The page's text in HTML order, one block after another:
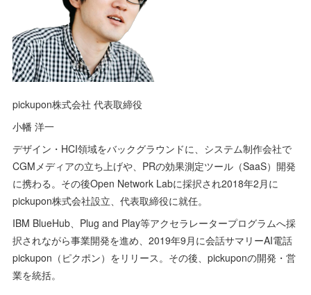
pickupon株式会社 代表取締役
小幡 洋一
デザイン・HCI領域をバックグラウンドに、システム制作会社で
CGMメディアの立ち上げや、PRの効果測定ツール（SaaS）開発
に携わる。その後Open Network Labに採択され2018年2月に
pickupon株式会社設立、代表取締役に就任。
IBM BlueHub、Plug and Play等アクセラレータープログラムへ採
択されながら事業開発を進め、2019年9月に会話サマリーAI電話
pickupon（ピクポン）をリリース。その後、pickuponの開発・営
業を統括。